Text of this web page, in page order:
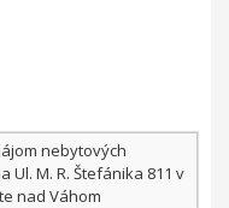
nebytových
Ul. M. R. Štefánika 811 v
nad Váhom